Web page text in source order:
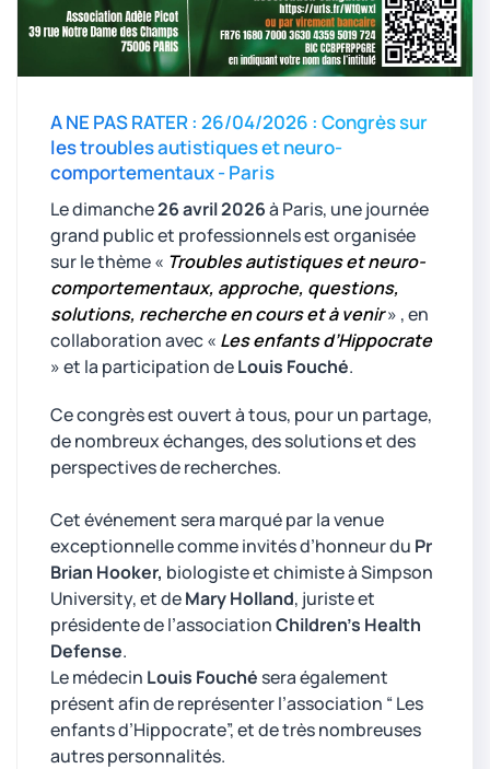
A NE PAS RATER : 26/04/2026 : Congrès sur
les troubles autistiques et neuro-
comportementaux - Paris
Le dimanche26 avril 2026à Paris, une journée
grand public et professionnels est organisée
sur le thème « Troubles autistiques et neuro-
comportementaux, approche, questions,
solutions, recherche en cours et à venir» , en
collaboration avec « Les enfants d’Hippocrate
» et la participation deLouis Fouché.
Ce congrès est ouvert à tous, pour un partage,
de nombreux échanges, des solutions et des
perspectives de recherches.
Cet événement sera marqué par la venue
exceptionnelle comme invités d’honneur du Pr
Brian Hooker, biologiste et chimiste à Simpson
University, et deMary Holland, juriste et
présidente de l’associationChildren’s Health
Defense.
Le médecin Louis Fouché sera également
présent afin de représenter l’association “ Les
enfants d’Hippocrate”, et de très nombreuses
autres personnalités.